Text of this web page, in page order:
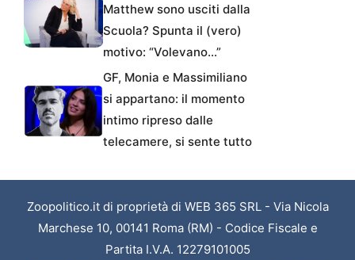
Matthew sono usciti dalla
Scuola? Spunta il (vero)
motivo: “Volevano…”
GF, Monia e Massimiliano
si appartano: il momento
intimo ripreso dalle
telecamere, si sente tutto
Zoopolitico.it di proprietà di WEB 365 SRL - Via Nicola
Marchese 10, 00141 Roma (RM) - Codice Fiscale e
Partita I.V.A. 12279101005